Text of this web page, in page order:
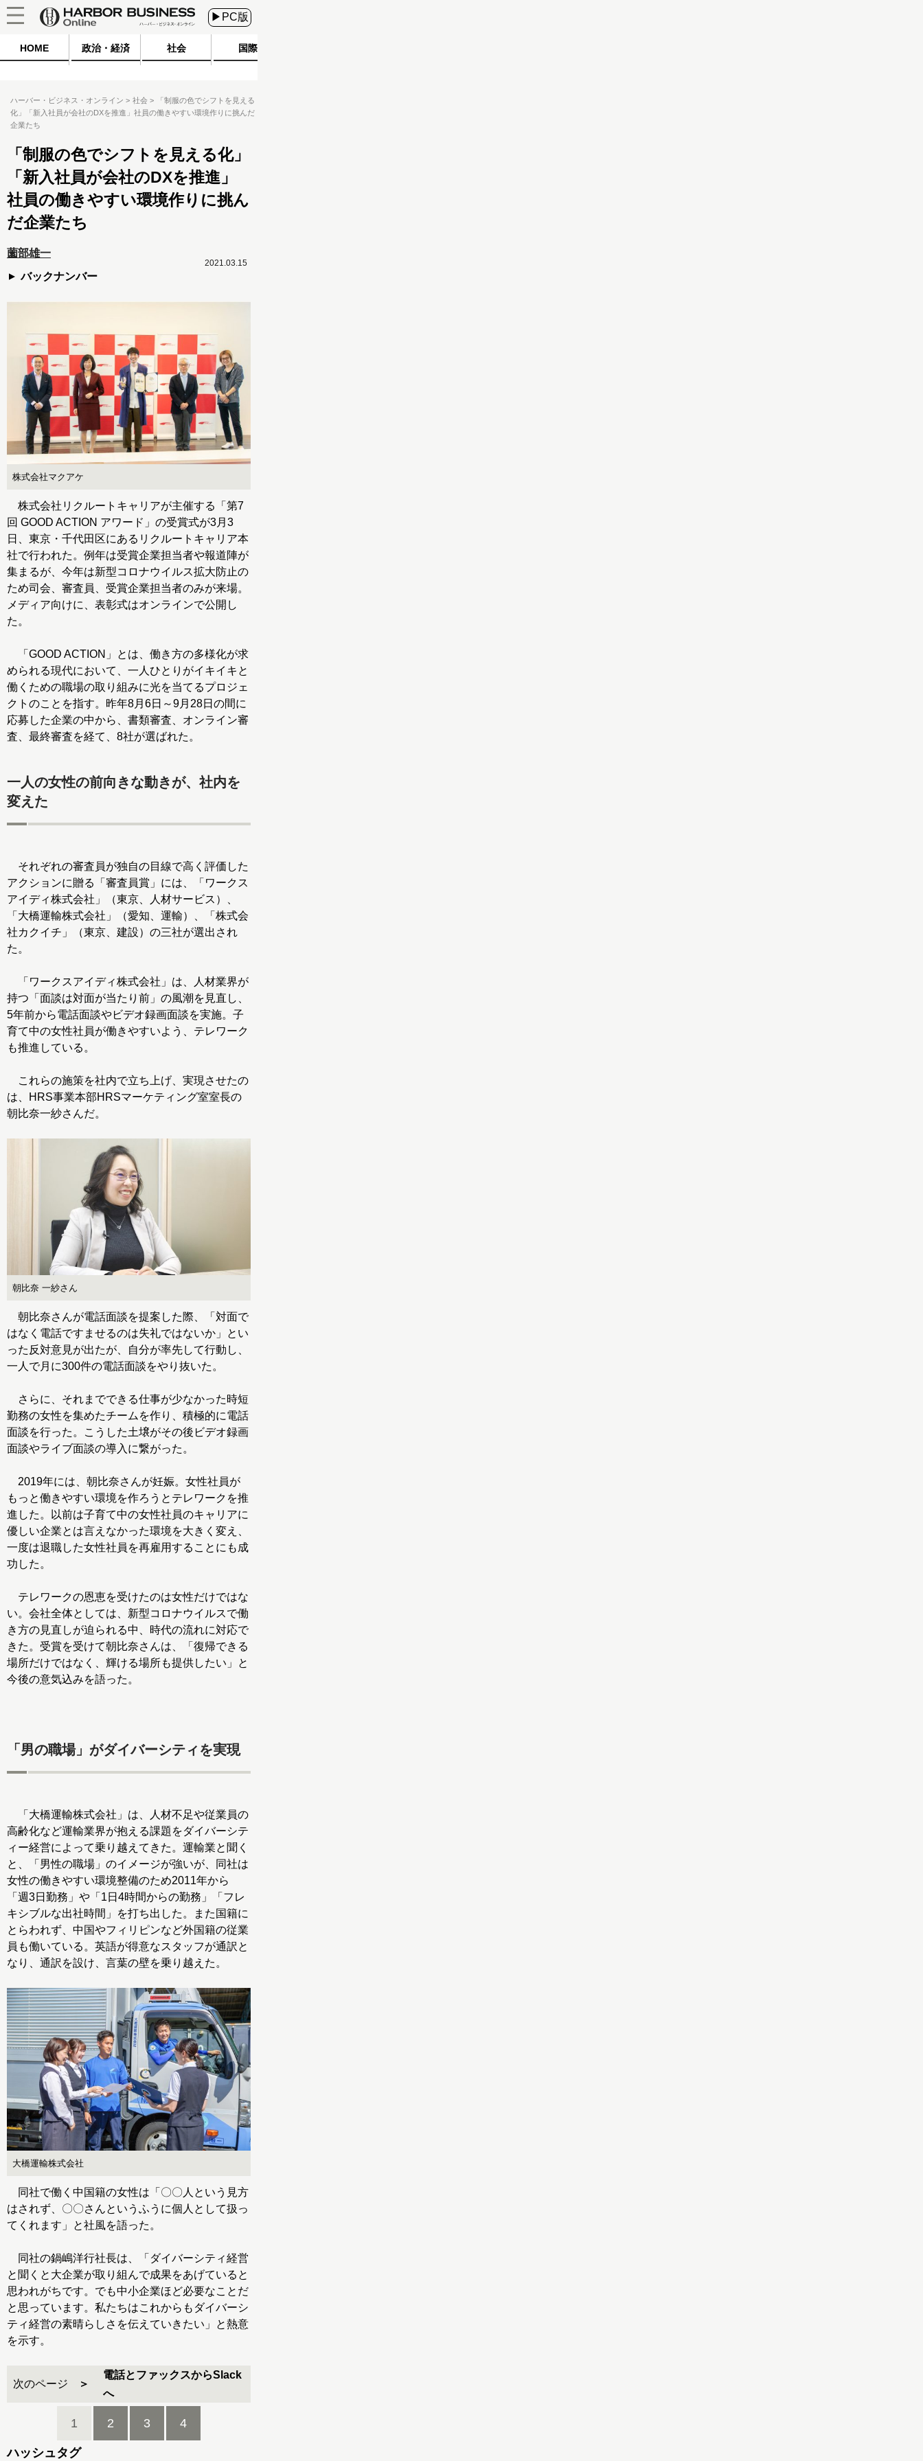
▶PC版
HOME 政治・経済 社会 国際
ハーバー・ビジネス・オンライン 社会
「制服の色でシフトを見える
化」「新入社員が会社のDXを推進」社員の働きやすい環境作りに挑んだ
企業たち
「制服の色でシフトを見える化」
「新入社員が会社のDXを推進」
社員の働きやすい環境作りに挑ん
だ企業たち
薗部雄一
バックナンバー
2021.03.15
株式会社マクアケ
株式会社リクルートキャリアが主催する「第7
回 GOOD ACTION アワード」の受賞式が3月3
日、東京・千代田区にあるリクルートキャリア本
社で行われた。例年は受賞企業担当者や報道陣が
集まるが、今年は新型コロナウイルス拡大防止の
ため司会、審査員、受賞企業担当者のみが来場。
メディア向けに、表彰式はオンラインで公開し
た。
「GOOD ACTION」とは、働き方の多様化が求
められる現代において、一人ひとりがイキイキと
働くための職場の取り組みに光を当てるプロジェ
クトのことを指す。昨年8月6日～9月28日の間に
応募した企業の中から、書類審査、オンライン審
査、最終審査を経て、8社が選ばれた。
一人の女性の前向きな動きが、社内を
変えた
それぞれの審査員が独自の目線で高く評価した
アクションに贈る「審査員賞」には、「ワークス
アイディ株式会社」（東京、人材サービス）、
「大橋運輸株式会社」（愛知、運輸）、「株式会
社カクイチ」（東京、建設）の三社が選出され
た。
「ワークスアイディ株式会社」は、人材業界が
持つ「面談は対面が当たり前」の風潮を見直し、
5年前から電話面談やビデオ録画面談を実施。子
育て中の女性社員が働きやすいよう、テレワーク
も推進している。
これらの施策を社内で立ち上げ、実現させたの
は、HRS事業本部HRSマーケティング室室長の
朝比奈一紗さんだ。
朝比奈 一紗さん
朝比奈さんが電話面談を提案した際、「対面で
はなく電話ですませるのは失礼ではないか」とい
った反対意見が出たが、自分が率先して行動し、
一人で月に300件の電話面談をやり抜いた。
さらに、それまでできる仕事が少なかった時短
勤務の女性を集めたチームを作り、積極的に電話
面談を行った。こうした土壌がその後ビデオ録画
面談やライブ面談の導入に繋がった。
2019年には、朝比奈さんが妊娠。女性社員が
もっと働きやすい環境を作ろうとテレワークを推
進した。以前は子育て中の女性社員のキャリアに
優しい企業とは言えなかった環境を大きく変え、
一度は退職した女性社員を再雇用することにも成
功した。
テレワークの恩恵を受けたのは女性だけではな
い。会社全体としては、新型コロナウイルスで働
き方の見直しが迫られる中、時代の流れに対応で
きた。受賞を受けて朝比奈さんは、「復帰できる
場所だけではなく、輝ける場所も提供したい」と
今後の意気込みを語った。
「男の職場」がダイバーシティを実現
「大橋運輸株式会社」は、人材不足や従業員の
高齢化など運輸業界が抱える課題をダイバーシテ
ィー経営によって乗り越えてきた。運輸業と聞く
と、「男性の職場」のイメージが強いが、同社は
女性の働きやすい環境整備のため2011年から
「週3日勤務」や「1日4時間からの勤務」「フレ
キシブルな出社時間」を打ち出した。また国籍に
とらわれず、中国やフィリピンなど外国籍の従業
員も働いている。英語が得意なスタッフが通訳と
なり、通訳を設け、言葉の壁を乗り越えた。
大橋運輸株式会社
同社で働く中国籍の女性は「〇〇人という見方
はされず、〇〇さんというふうに個人として扱っ
てくれます」と社風を語った。
同社の鍋嶋洋行社長は、「ダイバーシティ経営
と聞くと大企業が取り組んで成果をあげていると
思われがちです。でも中小企業ほど必要なことだ
と思っています。私たちはこれからもダイバーシ
ティ経営の素晴らしさを伝えていきたい」と熱意
を示す。
次のページ
電話とファックスからSlack
へ
1 2 3 4
ハッシュタグ